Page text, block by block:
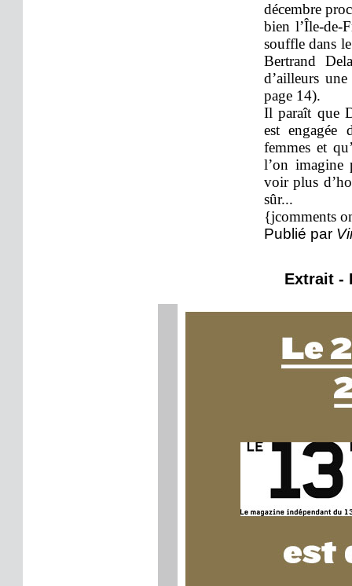
décembre
bien l’Île-de-
souffle dans
Bertrand
d’ailleurs
page 14).
Il paraît que
est engagée
femmes et
l’on imagine
voir plus
sûr...
{jcomments
Publié par
Extrait -